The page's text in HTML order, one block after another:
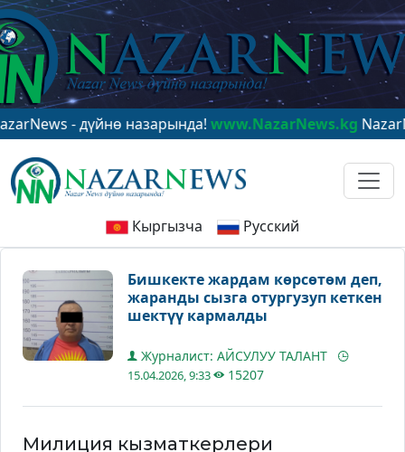
- дүйнө назарында!www.NazarNews.kgNazarNews -
Кыргызча Русский
Бишкекте жардам көрсөтөм деп,
жаранды сызга отургузуп кеткен
шектүү кармалды
Журналист: АЙСУЛУУ ТАЛАНТ
15.04.2026, 9:33 15207
Милиция кызматкерлери